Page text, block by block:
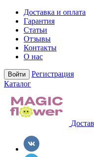
Доставка и оплата
Гарантия
Статьи
Отзывы
Контакты
О нас
Войти
Регистрация
Каталог